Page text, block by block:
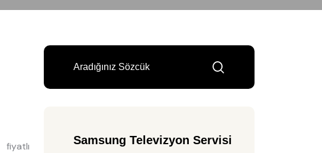
Samsung Televizyon Servisi